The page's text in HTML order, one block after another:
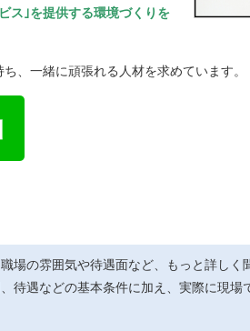
ス｣を提供する環境づくりを
、一緒に頑張れる人材を求めています。
場の雰囲気や待遇面など、もっと詳しく
待遇などの基本条件に加え、実際に現